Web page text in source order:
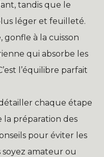
tandis que le
léger et feuilleté.
gonfle à la cuisson
qui absorbe les
l’équilibre parfait
chaque étape
la préparation des
pour éviter les
amateur ou